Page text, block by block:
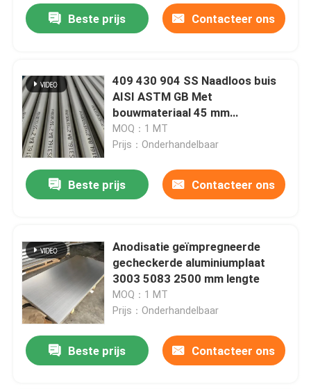
Beste prijs Contacteer ons
409 430 904 SS Naadloos buis
AISI ASTM GB Met
bouwmateriaal 45 mm
buitendiameter
MOQ：1 MT
Prijs：Onderhandelbaar
Beste prijs Contacteer ons
Anodisatie geïmpregneerde
gecheckerde aluminiumplaat
3003 5083 2500 mm lengte
MOQ：1 MT
Prijs：Onderhandelbaar
Beste prijs Contacteer ons